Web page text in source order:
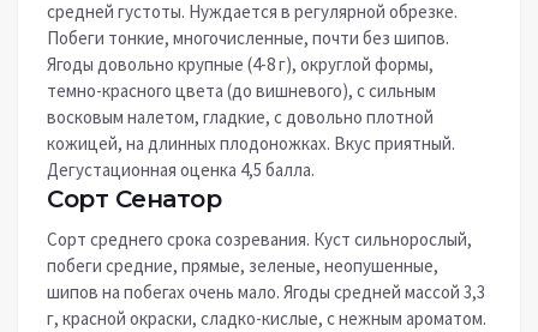
средней густоты. Нуждается в регулярной обрезке.
Побеги тонкие, многочисленные, почти без шипов.
Ягоды довольно крупные (4-8 г), округлой формы,
темно-красного цвета (до вишневого), с сильным
восковым налетом, гладкие, с довольно плотной
кожицей, на длинных плодоножках. Вкус приятный.
Дегустационная оценка 4,5 балла.
Сорт Сенатор
Сорт среднего срока созревания. Куст сильнорослый,
побеги средние, прямые, зеленые, неопушенные,
шипов на побегах очень мало. Ягоды средней массой 3,3
г, красной окраски, сладко-кислые, с нежным ароматом.